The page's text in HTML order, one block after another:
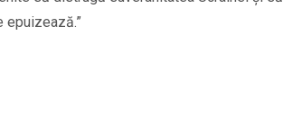
epuizează.”